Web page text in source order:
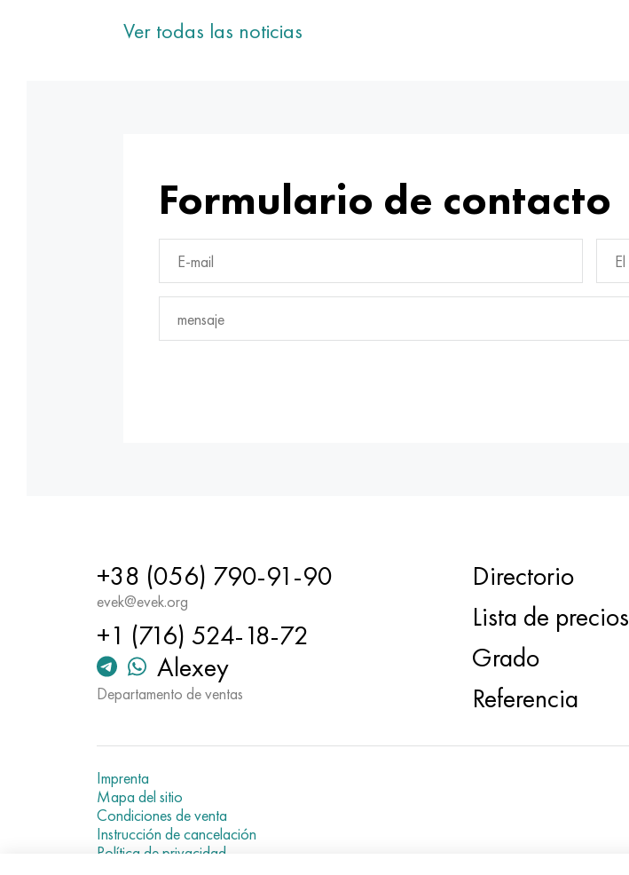
Ver todas las noticias
Formulario de contacto
+38 (056) 790-91-90
evek@evek.org
+1 (716) 524-18-72
Alexey
Departamento de ventas
Directorio
Lista de precios
Grado
Referencia
Imprenta
Mapa del sitio
Condiciones de venta
Instrucción de cancelación
Política de privacidad